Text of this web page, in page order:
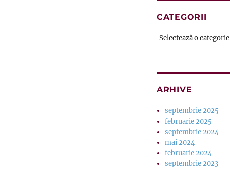
CATEGORII
Categorii
ARHIVE
septembrie 2025
februarie 2025
septembrie 2024
mai 2024
februarie 2024
septembrie 2023